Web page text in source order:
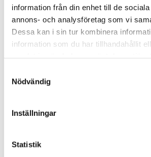
information från din enhet till de
annons- och analysföretag som vi
Dessa kan i sin tur kombinera
information som du har tillhandahållit
Nödvändig
Inställningar
Statistik
Tipsa
Upptäck mer
Mjukisdjur
Gosedjur
Bondgårdsdjur